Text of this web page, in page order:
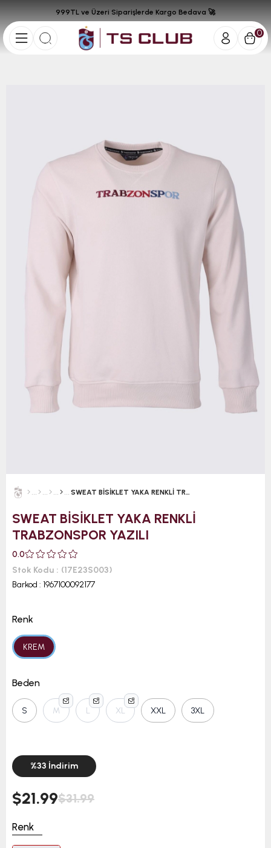
0
999TL ve Üzeri Siparişlerde Kargo Bedava 🚀
SWEAT BİSİKLET YAKA RENKLİ TRABZONSPOR YAZILI
SWEAT BİSİKLET YAKA RENKLİ
TRABZONSPOR YAZILI
0.0
Stok Kodu
(17E23S003)
Barkod : 1967100092177
Renk
KREM
Beden
S M L XL XXL 3XL
%33 İndirim
$31.99
$21.99
Renk